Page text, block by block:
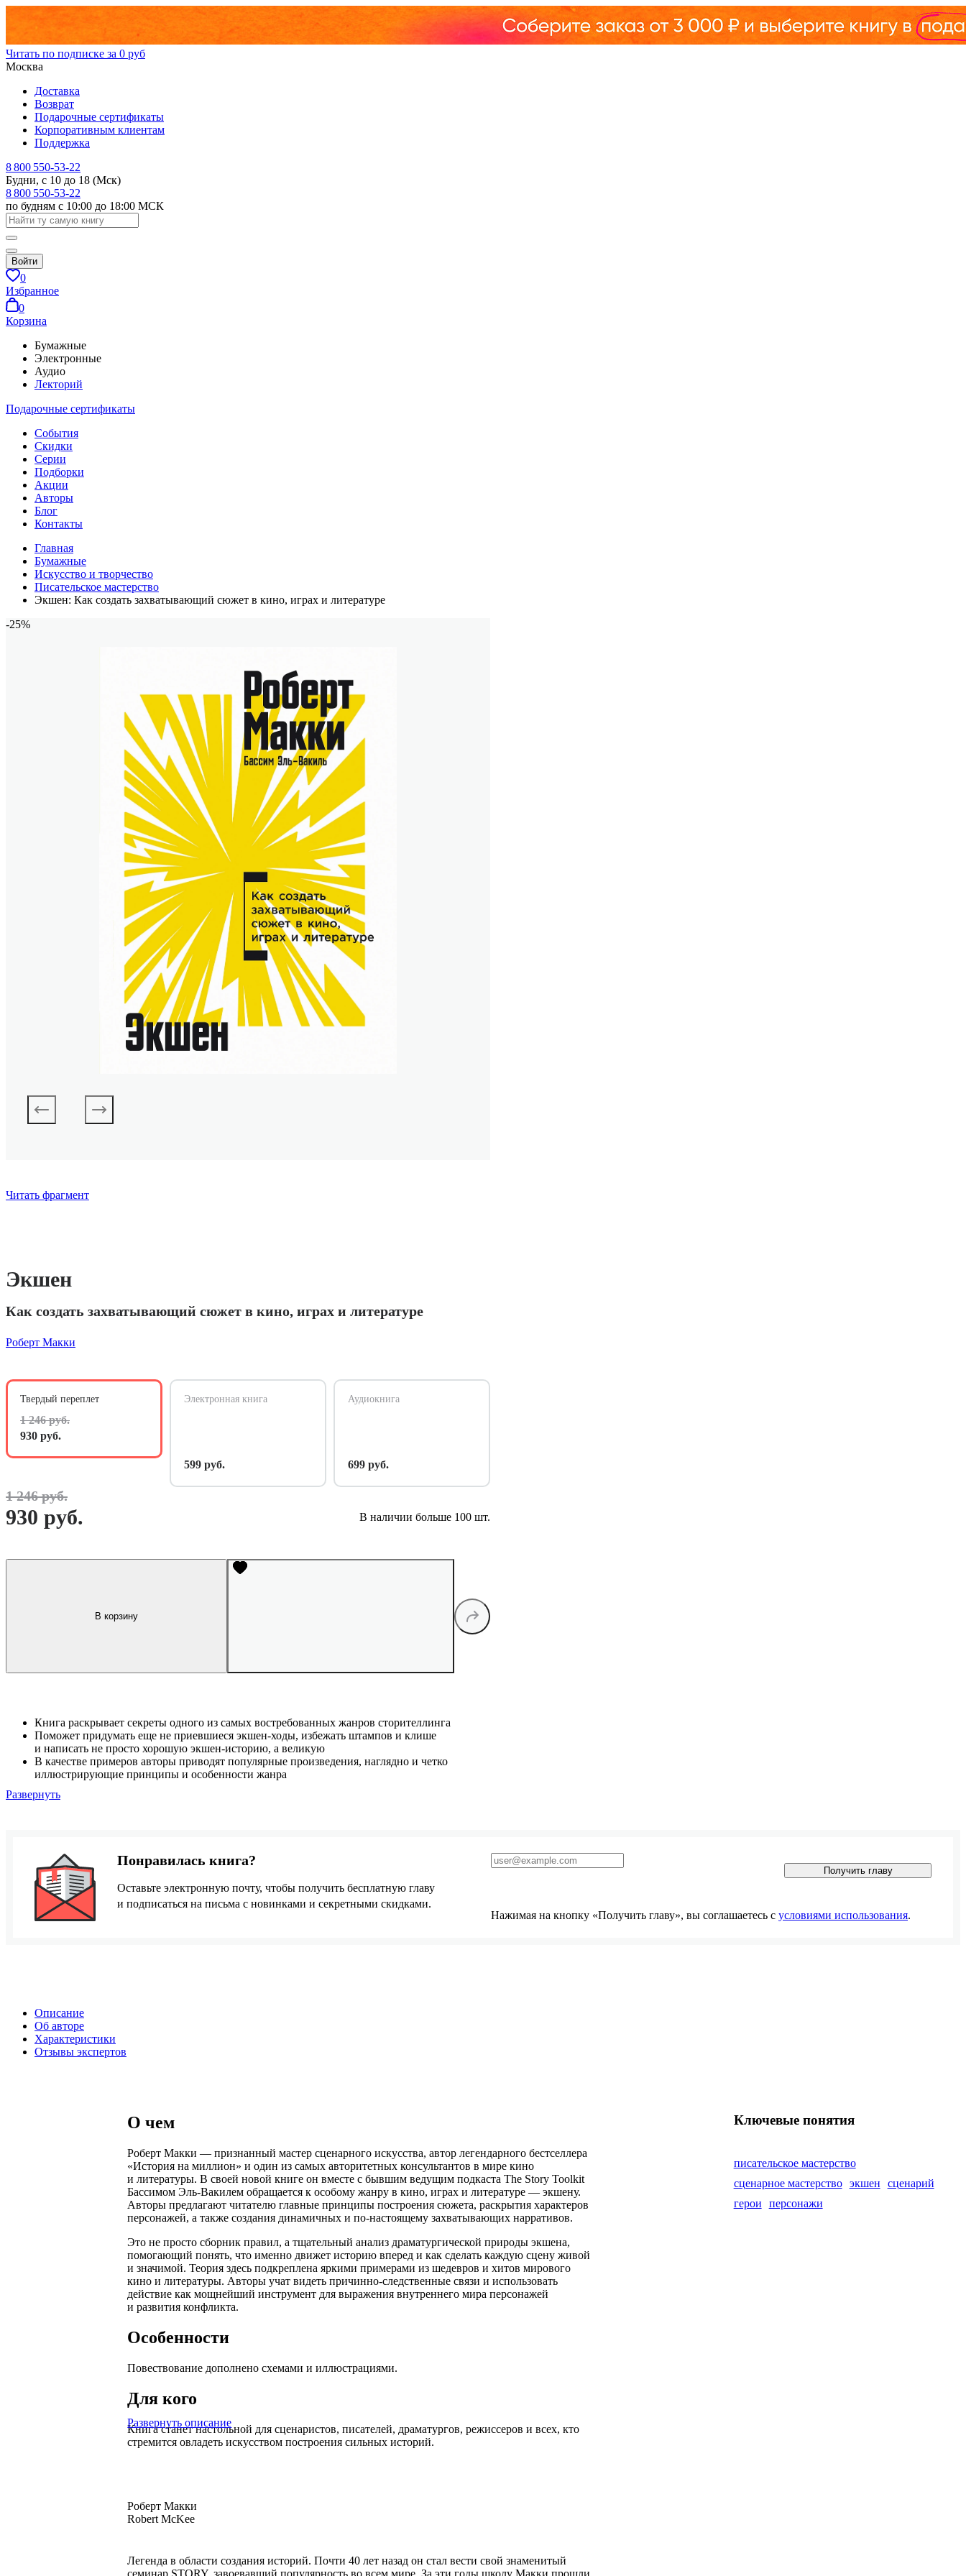
Читать по подписке за 0 руб
Москва
Доставка
Возврат
Подарочные сертификаты
Корпоративным клиентам
Поддержка
8 800 550-53-22
Будни, с 10 до 18 (Мск)
8 800 550-53-22
по будням с 10:00 до 18:00 МСК
Войти
0
Избранное
0
Корзина
Бумажные
Электронные
Аудио
Лекторий
Подарочные сертификаты
События
Скидки
Серии
Подборки
Акции
Авторы
Блог
Контакты
Главная
Бумажные
Искусство и творчество
Писательское мастерство
Экшен: Как создать захватывающий сюжет в кино, играх и литературе
-25%
Читать фрагмент
Экшен
Как создать захватывающий сюжет в кино, играх и литературе
Роберт Макки
Твердый переплет
1 246 руб.
930 руб.
Электронная книга
599 руб.
Аудиокнига
699 руб.
1 246 руб.
930 руб. В наличии больше 100 шт.
В корзину
Книга раскрывает секреты одного из самых востребованных жанров сторителлинга
Поможет придумать еще не приевшиеся экшен-ходы, избежать штампов и клише
и написать не просто хорошую экшен-историю, а великую
В качестве примеров авторы приводят популярные произведения, наглядно и четко
иллюстрирующие принципы и особенности жанра
Развернуть
Описание
Об авторе
Характеристики
Отзывы экспертов
О чем
Роберт Макки — признанный мастер сценарного искусства, автор легендарного бестселлера
«История на миллион» и один из самых авторитетных консультантов в мире кино
и литературы. В своей новой книге он вместе с бывшим ведущим подкаста The Story Toolkit
Бассимом Эль-Вакилем обращается к особому жанру в кино, играх и литературе — экшену.
Авторы предлагают читателю главные принципы построения сюжета, раскрытия характеров
персонажей, а также создания динамичных и по‑настоящему захватывающих нарративов.
Это не просто сборник правил, а тщательный анализ драматургической природы экшена,
помогающий понять, что именно движет историю вперед и как сделать каждую сцену живой
и значимой. Теория здесь подкреплена яркими примерами из шедевров и хитов мирового
кино и литературы. Авторы учат видеть причинно-следственные связи и использовать
действие как мощнейший инструмент для выражения внутреннего мира персонажей
и развития конфликта.
Особенности
Повествование дополнено схемами и иллюстрациями.
Для кого
Книга станет настольной для сценаристов, писателей, драматургов, режиссеров и всех, кто
стремится овладеть искусством построения сильных историй.
Развернуть описание
Ключевые понятия
писательское мастерство
сценарное мастерство
экшен
сценарий
герои
персонажи
Роберт Макки
Robert McKee
Легенда в области создания историй. Почти 40 лет назад он стал вести свой знаменитый
Понравилась книга?
Оставьте электронную почту, чтобы получить бесплатную главу
и подписаться на письма с новинками и секретными скидками.
Получить главу
Нажимая на кнопку «Получить главу», вы соглашаетесь с условиями использования.